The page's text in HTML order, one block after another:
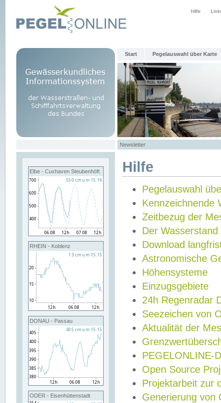
Hilfe
Start Pegelauswahl über Karte
Newsletter
Elbe - Cuxhaven Steubenhöft
RHEIN - Koblenz
DONAU - Passau
ODER - Eisenhüttenstadt
Hilfe
Pegelauswahl
Kennzeichnende
Zeitbezug der
Der Wasserstand
Download
Astronomische
Höhensysteme
Einzugsgebiete
24h Regenradar
Seezeichen von
Aktualität der
PEGELONLINE-
Open Source
Projektarbeit zur
Generierung von